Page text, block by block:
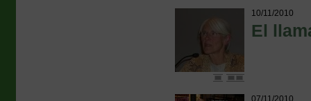
10/11/2010
El
07/11/2010